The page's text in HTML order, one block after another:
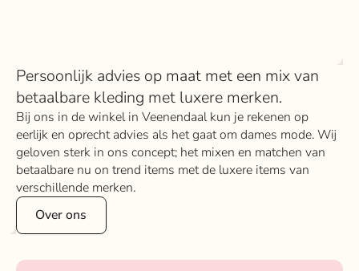
Persoonlijk advies op maat met een mix van
betaalbare kleding met luxere merken.
Bij ons in de winkel in Veenendaal kun je rekenen op
eerlijk en oprecht advies als het gaat om dames mode. Wij
geloven sterk in ons concept; het mixen en matchen van
betaalbare nu on trend items met de luxere items van
verschillende merken.
Over ons